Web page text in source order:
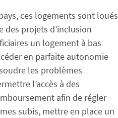
ces logements sont loués
des projets d’inclusion
un logement à bas
en parfaite autonomie
les problèmes
l’accès à des
afin de régler
subis, mettre en place un